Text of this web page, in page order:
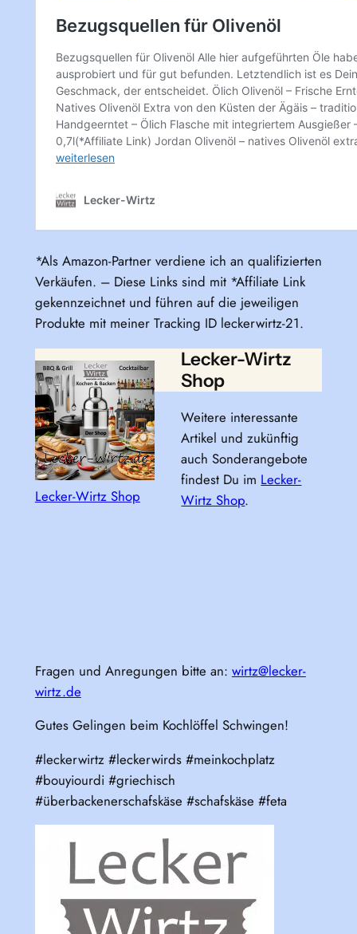
*Als Amazon-Partner verdiene ich an qualifizierten
Verkäufen. – Diese Links sind mit *Affiliate Link
gekennzeichnet und führen auf die jeweiligen
Produkte mit meiner Tracking ID leckerwirtz-21.
Lecker-Wirtz Shop
Lecker-Wirtz
Shop
Weitere interessante
Artikel und zukünftig
auch Sonderangebote
findest Du im Lecker-
Wirtz Shop.
Fragen und Anregungen bitte an: wirtz@lecker-
wirtz.de
Gutes Gelingen beim Kochlöffel Schwingen!
#leckerwirtz #leckerwirds #meinkochplatz
#bouyiourdi #griechisch
#überbackenerschafskäse #schafskäse #feta